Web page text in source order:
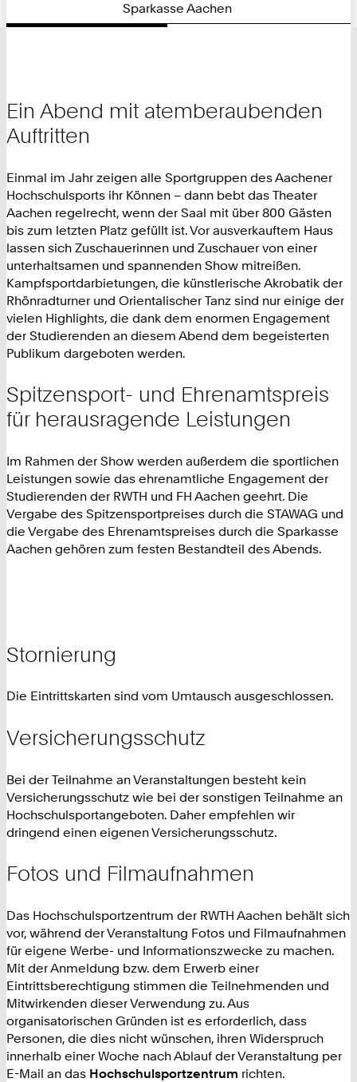
Sparkasse Aachen
Ein Abend mit atemberaubenden
Auftritten
Einmal im Jahr zeigen alle Sportgruppen des Aachener
Hochschulsports ihr Können – dann bebt das Theater
Aachen regelrecht, wenn der Saal mit über 800 Gästen
bis zum letzten Platz gefüllt ist. Vor ausverkauftem Haus
lassen sich Zuschauerinnen und Zuschauer von einer
unterhaltsamen und spannenden Show mitreißen.
Kampfsportdarbietungen, die künstlerische Akrobatik der
Rhönradturner und Orientalischer Tanz sind nur einige der
vielen Highlights, die dank dem enormen Engagement
der Studierenden an diesem Abend dem begeisterten
Publikum dargeboten werden.
Spitzensport- und Ehrenamtspreis
für herausragende Leistungen
Im Rahmen der Show werden außerdem die sportlichen
Leistungen sowie das ehrenamtliche Engagement der
Studierenden der RWTH und FH Aachen geehrt. Die
Vergabe des Spitzensportpreises durch die STAWAG und
die Vergabe des Ehrenamtspreises durch die Sparkasse
Aachen gehören zum festen Bestandteil des Abends.
Stornierung
Die Eintrittskarten sind vom Umtausch ausgeschlossen.
Versicherungsschutz
Bei der Teilnahme an Veranstaltungen besteht kein
Versicherungsschutz wie bei der sonstigen Teilnahme an
Hochschulsportangeboten. Daher empfehlen wir
dringend einen eigenen Versicherungsschutz.
Fotos und Filmaufnahmen
Das Hochschulsportzentrum der RWTH Aachen behält sich
vor, während der Veranstaltung Fotos und Filmaufnahmen
für eigene Werbe- und Informationszwecke zu machen.
Mit der Anmeldung bzw. dem Erwerb einer
Eintrittsberechtigung stimmen die Teilnehmenden und
Mitwirkenden dieser Verwendung zu. Aus
organisatorischen Gründen ist es erforderlich, dass
Personen, die dies nicht wünschen, ihren Widerspruch
innerhalb einer Woche nach Ablauf der Veranstaltung per
E-Mail an das Hochschulsportzentrum richten.